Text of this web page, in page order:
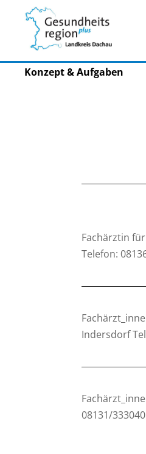
Konzept & Aufgaben
Fachärztin
Telefon:
Indersdorf
08131/